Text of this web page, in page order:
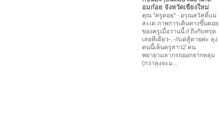
อมก๋อย จังหวัดเชียงใหม่
คุณ "ครูดอย" - อรุณสวัสดิ์แม่
สะเต ภาพการเดินทางขึ้นดอย
ของครูเมื่อวานนี้ // ถึงกับทรุด
เลยทีเดียว-..-//แต่สู้ตายค่ะ ลุง
คนนี้เห็นครูสาว2 คน
พยายามลากรถออกจากหลุม
(กว่าลุงจะม...